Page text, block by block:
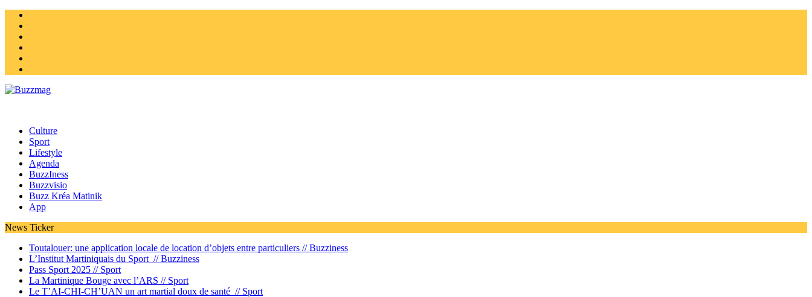
Culture
Sport
Lifestyle
Agenda
BuzzIness
Buzzvisio
Buzz Kréa Matinik
App
News Ticker
Toutalouer: une application locale de location d’objets entre particuliers //Buzziness
L’Institut Martiniquais du Sport //Buzziness
Pass Sport 2025 // Sport
La Martinique Bouge avec l’ARS // Sport
Le T’AI-CHI-CH’UAN un art martial doux de santé // Sport